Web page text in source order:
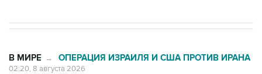
В МИРЕ → ОПЕРАЦИЯ ИЗРАИЛЯ И США ПРОТИВ ИРАНА
02:20, 8 августа 2026